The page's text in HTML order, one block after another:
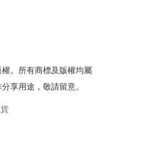
。所有商標及版權均屬
享用途，敬請留意。